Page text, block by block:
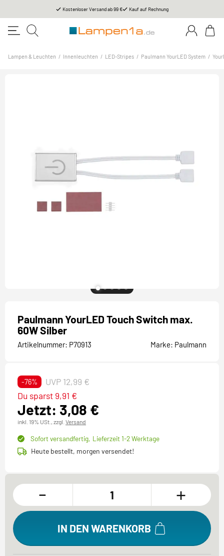
Kostenloser Versand ab 99 € Kauf auf Rechnung
Lampen & Leuchten / Innenleuchten / LED-Stripes / Paulmann YourLED System /
Paulmann YourLED Touch Switch max.
60W Silber
Artikelnummer: P70913 Marke: Paulmann
-76% UVP 12,99 €
Jetzt: 3,08 €
Du sparst 9,91 €
inkl. 19% USt., zzgl. Versand
Sofort versandfertig, Lieferzeit 1-2 Werktage
Heute bestellt, morgen versendet!
- +
IN DEN WARENKORB